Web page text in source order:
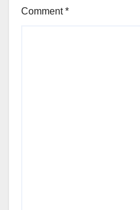
Comment*